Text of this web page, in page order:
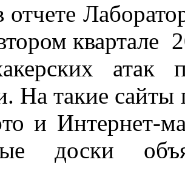
отчете
квартале
атак
На такие
и Интернет-
доски